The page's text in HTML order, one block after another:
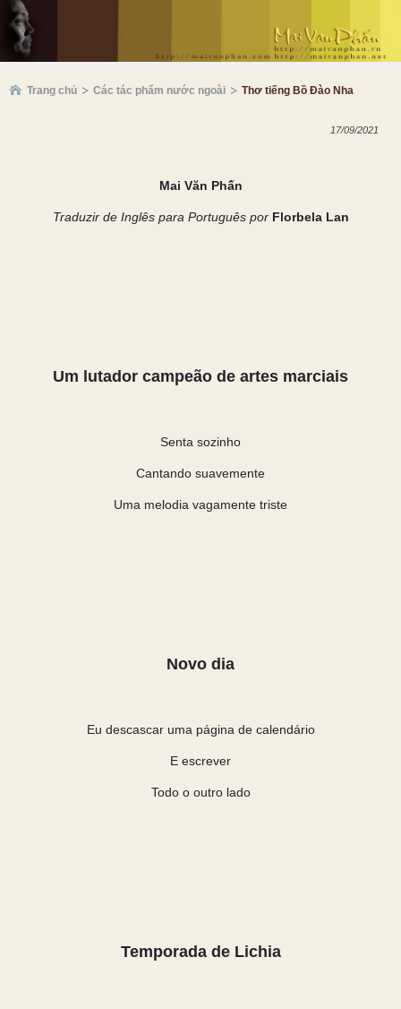
Trang chủ Các tác phẩm nước ngoài Thơ tiếng Bồ Đào Nha
17/09/2021
Mai Văn Phấn
Traduzir de Inglês para Português por Florbela Lan
Um lutador campeão de artes marciais
Senta sozinho
Cantando suavemente
Uma melodia vagamente triste
Novo dia
Eu descascar uma página de calendário
E escrever
Todo o outro lado
Temporada de Lichia